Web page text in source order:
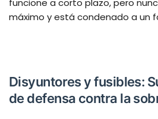
máximo y está condenado a un
Disyuntores y fusibles:
de defensa contra la